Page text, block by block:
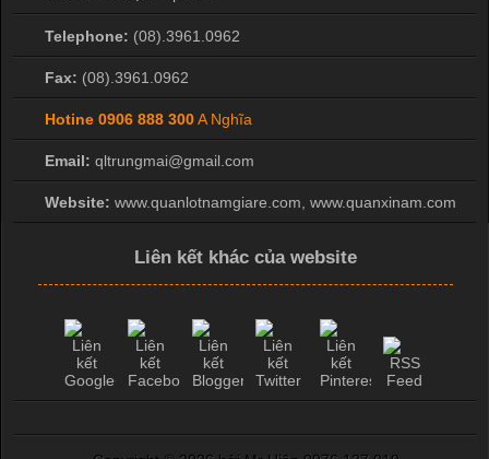
Telephone: (08).3961.0962
Fax: (08).3961.0962
Hotine 0906 888 300A Nghĩa
Email: qltrungmai@gmail.com
Website: www.quanlotnamgiare.com, www.quanxinam.com
Liên kết khác của website